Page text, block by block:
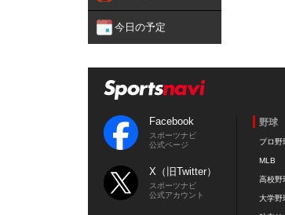
今日の予定
Facebook
スポーツナビ
公式ページ
X（旧Twitter）
スポーツナビ
公式アカウント
野球
プロ野
MLB
高校野
大学野